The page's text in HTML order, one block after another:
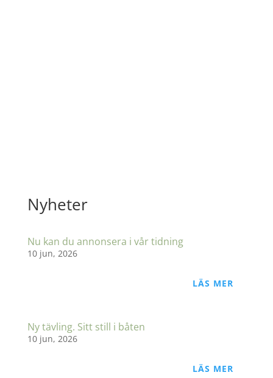
Nyheter
Nu kan du annonsera i vår tidning
10 jun, 2026
LÄS MER
Ny tävling. Sitt still i båten
10 jun, 2026
LÄS MER